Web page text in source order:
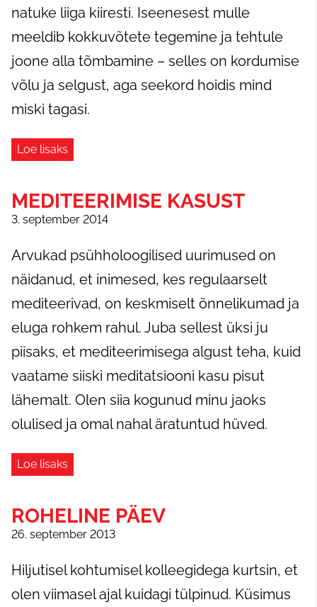
natuke liiga kiiresti. Iseenesest mulle
meeldib kokkuvõtete tegemine ja tehtule
joone alla tõmbamine – selles on kordumise
võlu ja selgust, aga seekord hoidis mind
miski tagasi.
Loe lisaks
MEDITEERIMISE KASUST
3. september 2014
Arvukad psühholoogilised uurimused on
näidanud, et inimesed, kes regulaarselt
mediteerivad, on keskmiselt õnnelikumad ja
eluga rohkem rahul. Juba sellest üksi ju
piisaks, et mediteerimisega algust teha, kuid
vaatame siiski meditatsiooni kasu pisut
lähemalt. Olen siia kogunud minu jaoks
olulised ja omal nahal äratuntud hüved.
Loe lisaks
ROHELINE PÄEV
26. september 2013
Hiljutisel kohtumisel kolleegidega kurtsin, et
olen viimasel ajal kuidagi tülpinud. Küsimus